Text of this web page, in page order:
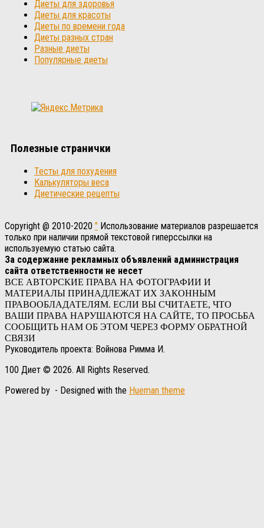
Диеты для здоровья
Диеты для красоты
Диеты по времени года
Диеты разных стран
Разные диеты
Популярные диеты
Полезные странички
Тесты для похудения
Калькуляторы веса
Диетические рецепты
Copyright @ 2010-2020 " Использование материалов разрешается
только при наличии прямой текстовой гиперссылки на
используемую статью сайта.
За содержание рекламных объявлений администрация
сайта ответственности не несет
ВСЕ АВТОРСКИЕ ПРАВА НА ФОТОГРАФИИ И
МАТЕРИАЛЫ ПРИНАДЛЕЖАТ ИХ ЗАКОННЫМ
ПРАВООБЛАДАТЕЛЯМ. ЕСЛИ ВЫ СЧИТАЕТЕ, ЧТО
ВАШИ ПРАВА НАРУШАЮТСЯ НА САЙТЕ, ТО ПРОСЬБА
СООБЩИТЬ НАМ ОБ ЭТОМ ЧЕРЕЗ ФОРМУ ОБРАТНОЙ
СВЯЗИ
Руководитель проекта: Войнова Римма И.
100 Диет © 2026. All Rights Reserved.
Powered by - Designed with the Hueman theme